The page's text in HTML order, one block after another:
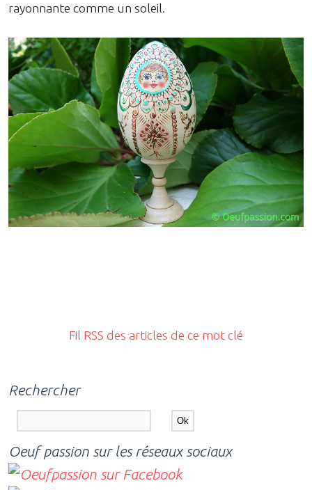
rayonnante comme un soleil.
Fil RSS des articles de ce mot clé
Rechercher
Oeuf passion sur les réseaux sociaux